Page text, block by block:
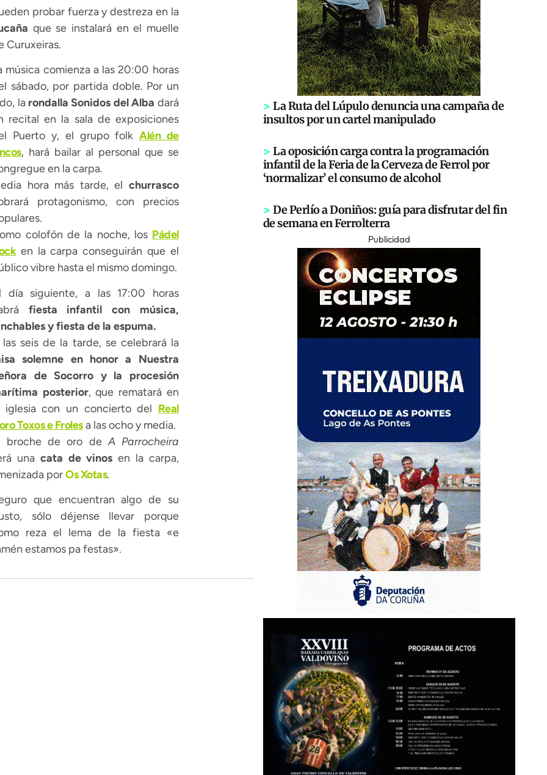
probar fuerza y destreza en la
que se instalará en el muelle
Curuxeiras.
música comienza a las 20:00 horas
sábado, por partida doble. Por un
la rondalla Sonidos del Alba dará
recital en la sala de exposiciones
Puerto y, el grupo folkAlén de
, hará bailar al personal que se
en la carpa.
hora más tarde, el churrasco
protagonismo, con precios
colofón de la noche, los Pádel
en la carpa conseguirán que el
vibre hasta el mismo domingo.
día siguiente, a las 17:00 horas
fiesta infantil con música,
y fiesta de la espuma.
seis de la tarde, se celebrará la
solemne en honor a Nuestra
de Socorro y la procesión
posterior, que rematará en
iglesia con un concierto del Real
Toxos e Frolesa las ocho y media.
broche de oro deA Parrocheira
una cata de vinos en la carpa,
porOs Xotas.
que encuentran algo de su
sólo déjense llevar porque
reza el lema de la fiesta «e
estamos pa festas».
> La Ruta del Lúpulo denuncia una campaña de
insultos por un cartel manipulado
> La oposición carga contra la programación
infantil de la Feria de la Cerveza de Ferrol por
‘normalizar’ el consumo de alcohol
> De Perlío a Doniños: guía para disfrutar del fin
de semana en Ferrolterra
Publicidad